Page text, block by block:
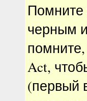
Помните
черным
Act,
(первый